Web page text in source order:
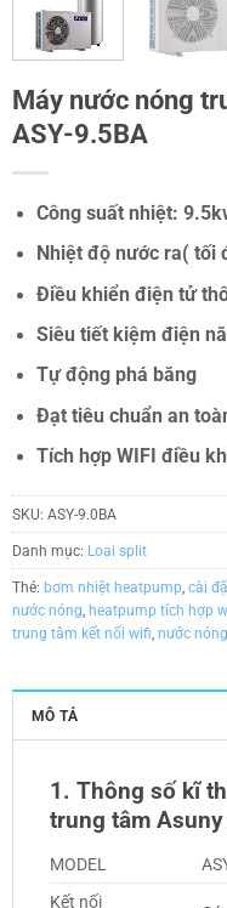
Máy nước nóng
ASY-9.5BA
Công suất nhiệt:
Nhiệt độ nước ra( tối
Điều khiển điện tử
Siêu tiết kiệm điện
Tự động phá băng
Đạt tiêu chuẩn an
Tích hợp WIFI điều
SKU: ASY-9.0BA
Danh mục: Loại split
Thẻ: bơm nhiệt heatpump, cài
nước nóng, heatpump tích hợp
trung tâm kết nối wifi, nước
MÔ TẢ
1. Thông số kĩ
trung tâm
MODEL
Kết nối